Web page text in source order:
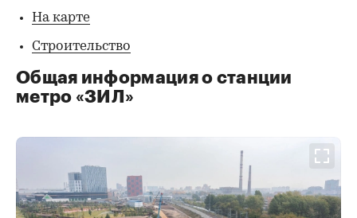
На карте
Строительство
Общая информация о станции
метро «ЗИЛ»